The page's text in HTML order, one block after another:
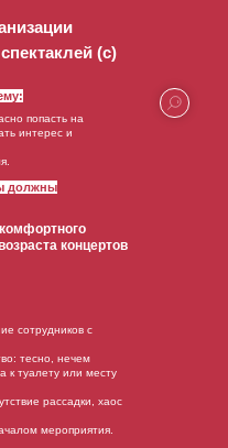
(с)
попасть на
интерес и
сотрудников с
тесно, нечем
к туалету или месту
рассадки, хаос
мероприятия.
концертов
должны